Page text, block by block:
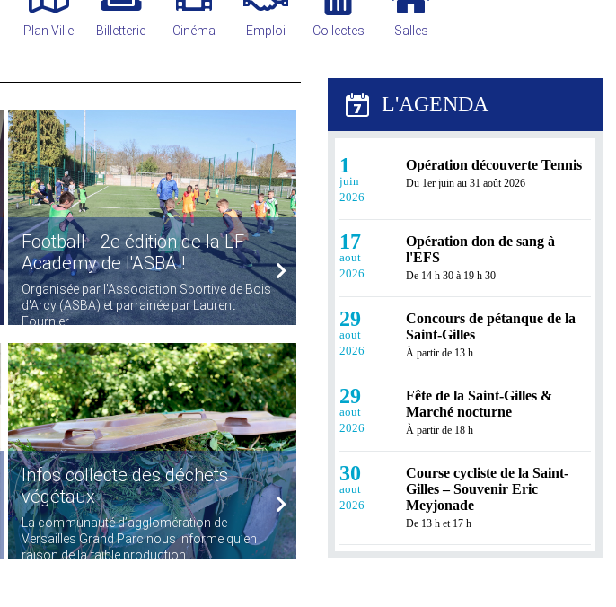
Plan Ville Billetterie Cinéma Emploi Collectes Salles
Football - 2e édition de la LF
Academy de l'ASBA !
Organisée par l'Association Sportive de Bois
d'Arcy (ASBA) et parrainée par Laurent
Fournier...
Infos collecte des déchets
végétaux
La communauté d’agglomération de
Versailles Grand Parc nous informe qu’en
raison de la faible production...
1
juin
2026
Opération découverte Tennis
Du 1er juin au 31 août 2026
17
aout
2026
Opération don de sang à
l'EFS
De 14 h 30 à 19 h 30
29
aout
2026
Concours de pétanque de la
Saint-Gilles
À partir de 13 h
29
aout
2026
Fête de la Saint-Gilles &
Marché nocturne
À partir de 18 h
30
aout
2026
Course cycliste de la Saint-
Gilles – Souvenir Eric
Meyjonade
De 13 h et 17 h